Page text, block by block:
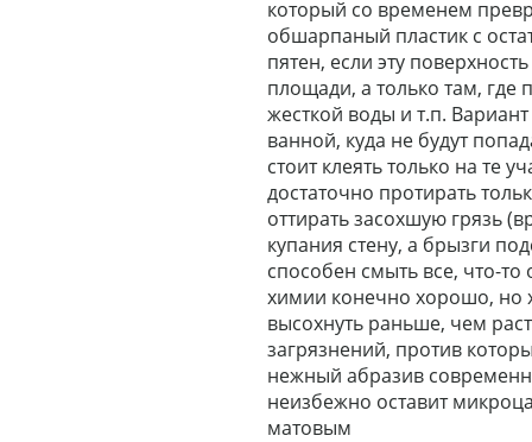
который со временем
обшарпаный пластик с
пятен, если эту
площади, а только там, где
жесткой воды и т.п. Вариант
ванной, куда не будут
стоит клеять только на те
достаточно протирать
оттирать засохшую грязь
купания стену, а брызги
способен смыть все, что-
химии конечно хорошо, но
высохнуть раньше, чем
загрязнений, против
нежный абразив
неизбежно оставит
матовым